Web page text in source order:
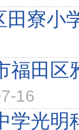
田寮小
福田区
16
学光明